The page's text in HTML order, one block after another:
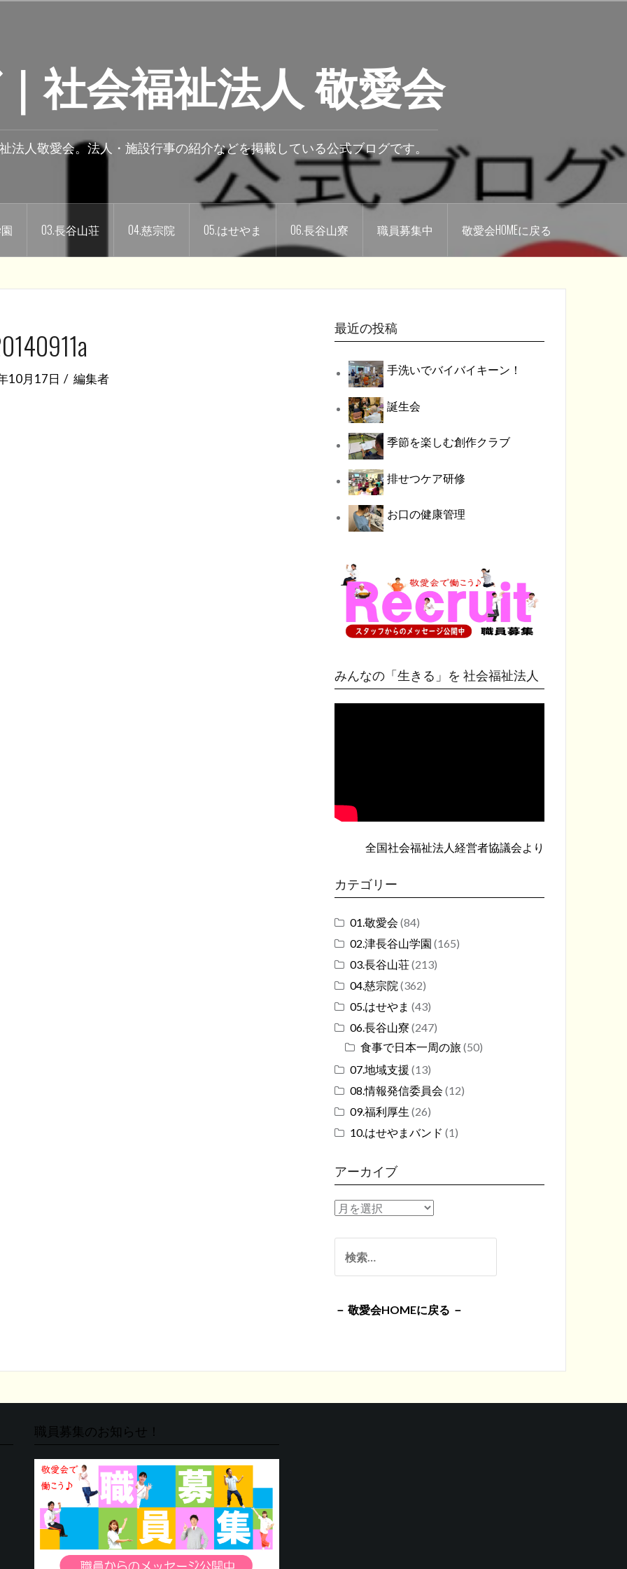
社会福祉法人 敬愛会
法人敬愛会。法人・施設行事の紹介などを掲載している公式ブログです。
03.長谷山荘 04.慈宗院 05.はせやま 06.長谷山寮 職員募集中 敬愛会HOMEに戻る
10月17日 編集者
最近の投稿
手洗いでバイバイキーン！
誕生会
季節を楽しむ創作クラブ
排せつケア研修
お口の健康管理
みんなの「生きる」を 社会福祉法人
全国社会福祉法人経営者協議会より
カテゴリー
01.敬愛会 (84)
02.津長谷山学園 (165)
03.長谷山荘(213)
04.慈宗院 (362)
05.はせやま (43)
06.長谷山寮 (247)
食事で日本一周の旅 (50)
07.地域支援 (13)
08.情報発信委員会 (12)
09.福利厚生 (26)
10.はせやまバンド (1)
アーカイブ
ア
カ
ブ
索:
－ 敬愛会HOMEに戻る －
職員募集のお知らせ！